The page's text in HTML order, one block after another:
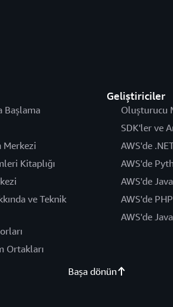
Başlama
Merkezi
Kitaplığı
ve Teknik
Ortakları
Geliştiriciler
Oluşturucu
SDK'ler ve
AWS'de
AWS'de
AWS'de Java
AWS'de PHP
AWS'de
Başa dönün